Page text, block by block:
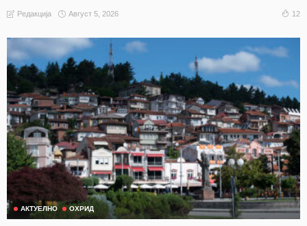
Редакција Август 5, 2026 12
АКТУЕЛНО ОХРИД